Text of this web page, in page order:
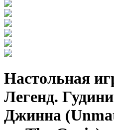
Настольная
Легенд.
Джинна